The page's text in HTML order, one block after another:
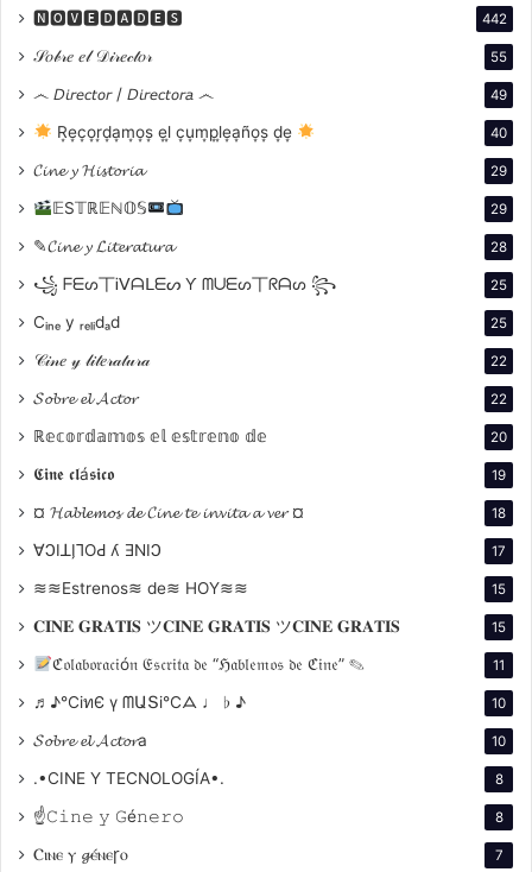
_The Spoilers (1914 )
_The Spoilers ( 1923)
Compton.
_The Spoilers ( 1942) con Marlene Dietrich y John
Wayne
_The Spoilers (1955) con Ann Baxter y Jeff Chandler
Argumento(Puede contener espóiler)
Durante la Fiebre del Oro en Alaska, la lucha por la
riqueza y el amor se entrelazan en una historia de
pasión y codicia. En Nome, un valiente minero llamado
Roy Glennister (interpretado por John Wayne) y su
leal socio Dextry (Harry Carey), con el apoyo
financiero de la encantadora artista de salón Cherry
Malotte (Marlene
🅽🅾🆅🅴🅳🅰🅳🅴🆂 442
𝒮𝑜𝒷𝓇𝑒 𝑒𝓁 𝒟𝒾𝓇𝑒𝒸𝓉𝑜𝓇 55
෴ 𝘋𝘪𝘳𝘦𝘤𝘵𝘰𝘳 / 𝘋𝘪𝘳𝘦𝘤𝘵𝘰𝘳𝘢 ෴ 49
R͙e͙c͙o͙r͙d͙a͙m͙o͙s͙ e͙l͙ c͙u͙m͙p͙l͙e͙a͙ño͙s͙ d͙e͙ 40
𝓒𝓲𝓷𝓮 𝔂 𝓗𝓲𝓼𝓽𝓸𝓻𝓲𝓪 29
𝔼S𝕋ℝ𝔼ℕ𝕆𝕊 29
✎𝓒𝓲𝓷𝓮 𝔂 𝓛𝓲𝓽𝓮𝓻𝓪𝓽𝓾𝓻𝓪 28
꧁ ᖴᗴᔕ丅Ꭵᐯᗩᒪᗴᔕ Ƴ ᗰᑌᗴᔕ丅ᖇᗩᔕ ꧂ 25
Cᵢₙₑ y ᵣₑₗᵢdₐd 25
𝒞𝒾𝓃𝑒 𝓎 𝓁𝒾𝓉𝑒𝓇𝒶𝓉𝓊𝓇𝒶 22
𝓢𝓸𝓫𝓻𝓮 𝓮𝓵 𝓐𝓬𝓽𝓸𝓻 22
ℝ𝕖𝕔𝕠𝕣𝕕𝕒𝕞𝕠𝕤 𝕖𝕝 𝕖𝕤𝕥𝕣𝕖𝕟𝕠 𝕕𝕖 20
𝕮𝖎𝖓𝖊 𝖈𝖑á𝖘𝖎𝖈𝖔 19
¤ 𝓗𝓪𝓫𝓵𝓮𝓶𝓸𝓼 𝓭𝓮 𝓒𝓲𝓷𝓮 𝓽𝓮 𝓲𝓷𝓿𝓲𝓽𝓪 𝓪 𝓿𝓮𝓻 ¤ 18
∀ϽIꓕI̗⅂OԀ ʎ ƎNIϽ 17
≋≋Estrenos≋ de≋ HOY≋≋ 15
𝐂𝐈𝐍𝐄 𝐆𝐑𝐀𝐓𝐈𝐒 ツ𝐂𝐈𝐍𝐄 𝐆𝐑𝐀𝐓𝐈𝐒 ツ𝐂𝐈𝐍𝐄 𝐆𝐑𝐀𝐓𝐈𝐒 15
ℭ𝔬𝔩𝔞𝔟𝔬𝔯𝔞𝔠𝔦ó𝔫 𝔈𝔰𝔠𝔯𝔦𝔱𝔞 𝔡𝔢 “ℌ𝔞𝔟𝔩𝔢𝔪𝔬𝔰 𝔡𝔢 ℭ𝔦𝔫𝔢” ✎ 11
♬♪℃іทЄ ү ᗰԱՏі℃ᗋ ♩ ♭ ♪ 10
𝓢𝓸𝓫𝓻𝓮 𝓮𝓵 𝓐𝓬𝓽𝓸𝓻a 10
.•CINE Y TECNOLOGÍA•. 8
☝𝙲𝚒𝚗𝚎 𝚢 𝙶é𝚗𝚎𝚛𝚘 8
Ⲥⲓⲛⲉ ⲩ 𝓰ⲉ́ⲛⲉꞅⲟ 7